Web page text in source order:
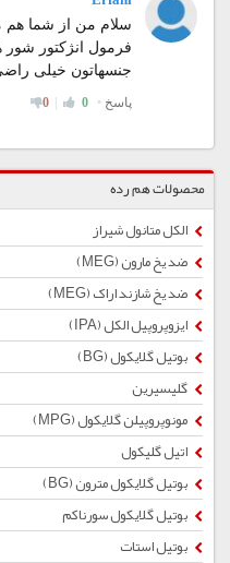
محصولات هم رده
الکل متانول شیراز
ضد یخ مارون (MEG)
ضد یخ شازند اراک (MEG)
ایزوپروپیل الکل (IPA)
بوتیل گلایكول (BG)
گلیسیرین
مونوپروپیلن گلایکول (MPG)
اتیل گلیکول
بوتیل گلایكول مترون (BG)
بوتیل گلایکول سورناکم
بوتیل استات